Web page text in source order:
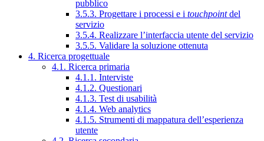
pubblico
3.5.3. Progettare i processi e i touchpointdel
servizio
3.5.4. Realizzare l’interfaccia utente del servizio
3.5.5. Validare la soluzione ottenuta
4. Ricerca progettuale
4.1. Ricerca primaria
4.1.1. Interviste
4.1.2. Questionari
4.1.3. Test di usabilità
4.1.4. Web analytics
4.1.5. Strumenti di mappatura dell’esperienza
utente